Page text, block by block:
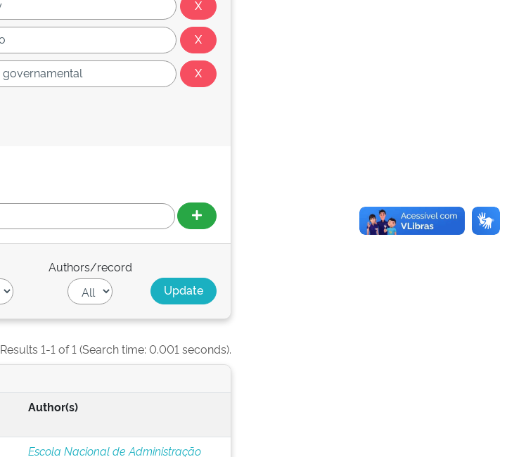
Authors/record
Results 1-1 of 1 (Search time: 0.001 seconds).
Author(s)
Escola Nacional de Administração